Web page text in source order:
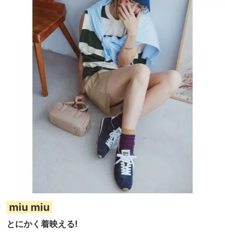
miu miu
とにかく着映える!